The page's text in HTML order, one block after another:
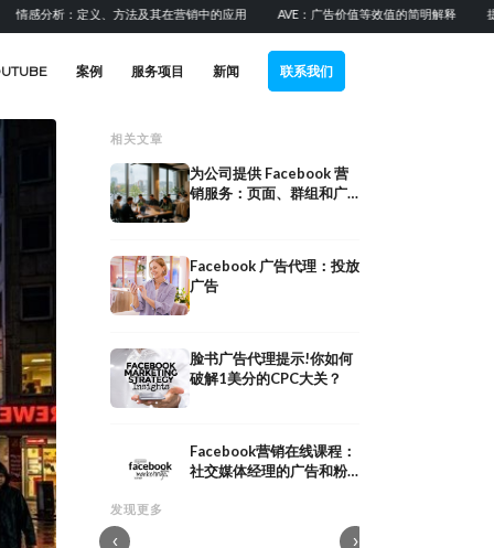
：定义、方法及其在营销中的应用 AVE：广告价值等效值的简明解释 提升B2B销
案例 服务项目 新闻 联系我们
相关文章
为公司提供 Facebook 营
销服务：页面、群组和广
Facebook 广告代理：投放
广告
脸书广告代理提示!你如何
破解1美分的CPC大关？
Facebook营销在线课程：
社交媒体经理的广告和粉
发现更多
‹
脸书广告2.0：联盟和辅导广告
脸书广告2.0：联盟和辅导广告 - 在线课程
›